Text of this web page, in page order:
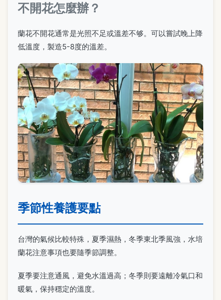
不開花怎麼辦？
蘭花不開花通常是光照不足或溫差不够。可以嘗試晚上降
低溫度，製造5-8度的溫差。
季節性養護要點
台灣的氣候比較特殊，夏季濕熱，冬季東北季風強，水培
蘭花注意事項也要隨季節調整。
夏季要注意通風，避免水溫過高；冬季則要遠離冷氣口和
暖氣，保持穩定的溫度。